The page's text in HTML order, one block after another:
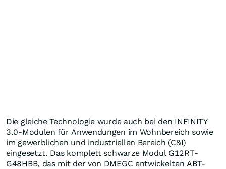
Die gleiche Technologie wurde auch bei den INFINITY
3.0-Modulen für Anwendungen im Wohnbereich sowie
im gewerblichen und industriellen Bereich (C&I)
eingesetzt. Das komplett schwarze Modul G12RT-
G48HBB, das mit der von DMEGC entwickelten ABT-